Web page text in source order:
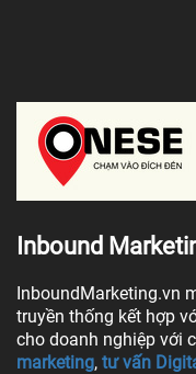
Inbound
InboundMarketing.vn
truyền thống kết hợp
cho doanh nghiệp với
marketing, tư vấn